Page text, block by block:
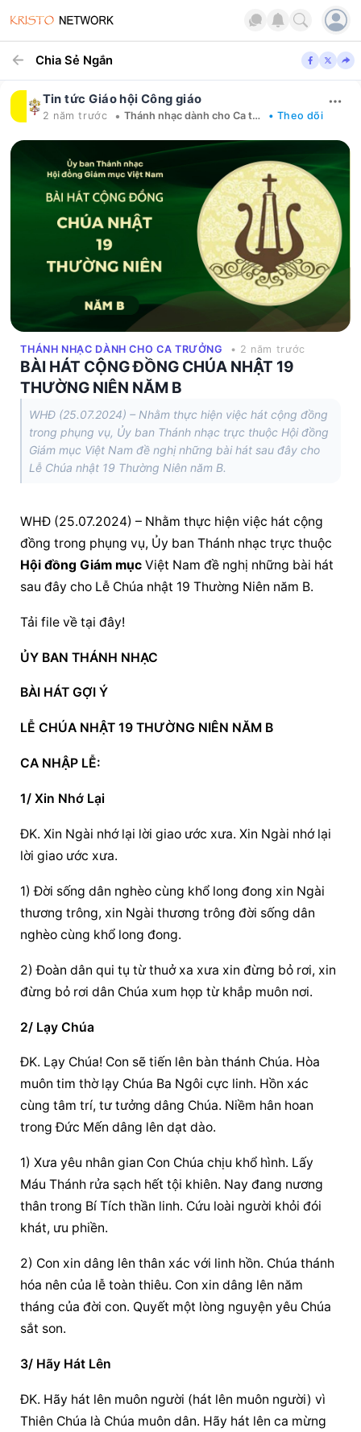
Chia Sẻ Ngắn
Tin tức Giáo hội Công giáo
2 năm trước • Thánh nhạc dành cho Ca trưởng • Theo dõi
THÁNH NHẠC DÀNH CHO CA TRƯỞNG • 2 năm trước
BÀI HÁT CỘNG ĐỒNG CHÚA NHẬT 19
THƯỜNG NIÊN NĂM B
WHĐ (25.07.2024) – Nhằm thực hiện việc hát cộng đồng
trong phụng vụ, Ủy ban Thánh nhạc trực thuộc Hội đồng
Giám mục Việt Nam đề nghị những bài hát sau đây cho
Lễ Chúa nhật 19 Thường Niên năm B.
WHĐ (25.07.2024) – Nhằm thực hiện việc hát cộng
Hội đồng Giám mục Việt Nam đề nghị những bài hát
sau đây cho Lễ Chúa nhật 19 Thường Niên năm B.
Tải file về tại đây!
ỦY BAN THÁNH NHẠC
BÀI HÁT GỢI Ý
LỄ CHÚA NHẬT 19 THƯỜNG NIÊN NĂM B
CA NHẬP LỄ:
1/ Xin Nhớ Lại
ĐK. Xin Ngài nhớ lại lời giao ước xưa. Xin Ngài nhớ lại
lời giao ước xưa.
1) Đời sống dân nghèo cùng khổ long đong xin Ngài
thương trông, xin Ngài thương trông đời sống dân
nghèo cùng khổ long đong.
2) Đoàn dân qui tụ từ thuở xa xưa xin đừng bỏ rơi, xin
đừng bỏ rơi dân Chúa xum họp từ khắp muôn nơi.
2/ Lạy Chúa
ĐK. Lạy Chúa! Con sẽ tiến lên bàn thánh Chúa. Hòa
muôn tim thờ lạy Chúa Ba Ngôi cực linh. Hồn xác
cùng tâm trí, tư tưởng dâng Chúa. Niềm hân hoan
trong Đức Mến dâng lên dạt dào.
1) Xưa yêu nhân gian Con Chúa chịu khổ hình. Lấy
Máu Thánh rửa sạch hết tội khiên. Nay đang nương
thân trong Bí Tích thần linh. Cứu loài người khỏi đói
khát, ưu phiền.
2) Con xin dâng lên thân xác với linh hồn. Chúa thánh
hóa nên của lễ toàn thiêu. Con xin dâng lên năm
tháng của đời con. Quyết một lòng nguyện yêu Chúa
sắt son.
3/ Hãy Hát Lên
ĐK. Hãy hát lên muôn người (hát lên muôn người) vì
Thiên Chúa là Chúa muôn dân. Hãy hát lên ca mừng